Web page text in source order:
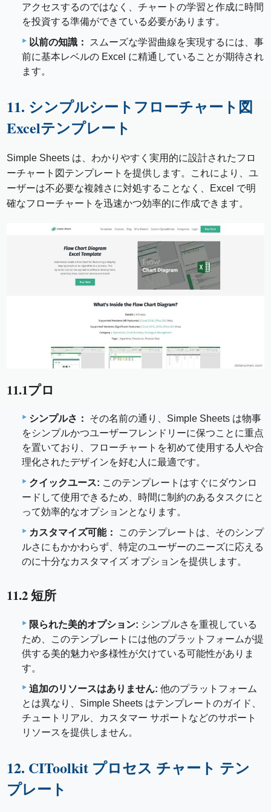
アクセスするのではなく、チャートの学習と作成に時間
を投資する準備ができている必要があります。
以前の知識：
スムーズな学習曲線を実現するには、事
前に基本レベルの Excel に精通していることが期待され
ます。
11. シンプルシートフローチャート図
Excelテンプレート
Simple Sheets は、わかりやすく実用的に設計されたフロ
ーチャート図テンプレートを提供します。これにより、ユ
ーザーは不必要な複雑さに対処することなく、Excel で明
確なフローチャートを迅速かつ効率的に作成できます。
11.1プロ
シンプルさ：
その名前の通り、Simple Sheets は物事
をシンプルかつユーザーフレンドリーに保つことに重点
を置いており、フローチャートを初めて使用する人や合
理化されたデザインを好む人に最適です。
クイックユース: このテンプレートはすぐにダウンロ
ードして使用できるため、時間に制約のあるタスクにと
って効率的なオプションとなります。
カスタマイズ可能：
このテンプレートは、そのシンプ
ルさにもかかわらず、特定のユーザーのニーズに応える
のに十分なカスタマイズ オプションを提供します。
11.2 短所
限られた美的オプション: シンプルさを重視している
ため、このテンプレートには他のプラットフォームが提
供する美的魅力や多様性が欠けている可能性がありま
す。
追加のリソースはありません: 他のプラットフォーム
とは異なり、Simple Sheets はテンプレートのガイド、
チュートリアル、カスタマー サポートなどのサポート
リソースを提供しません。
12. CIToolkit プロセス チャート テン
プレート